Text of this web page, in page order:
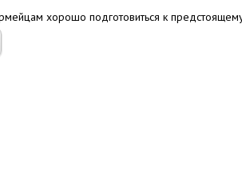
хорошо подготовиться к предстоящему